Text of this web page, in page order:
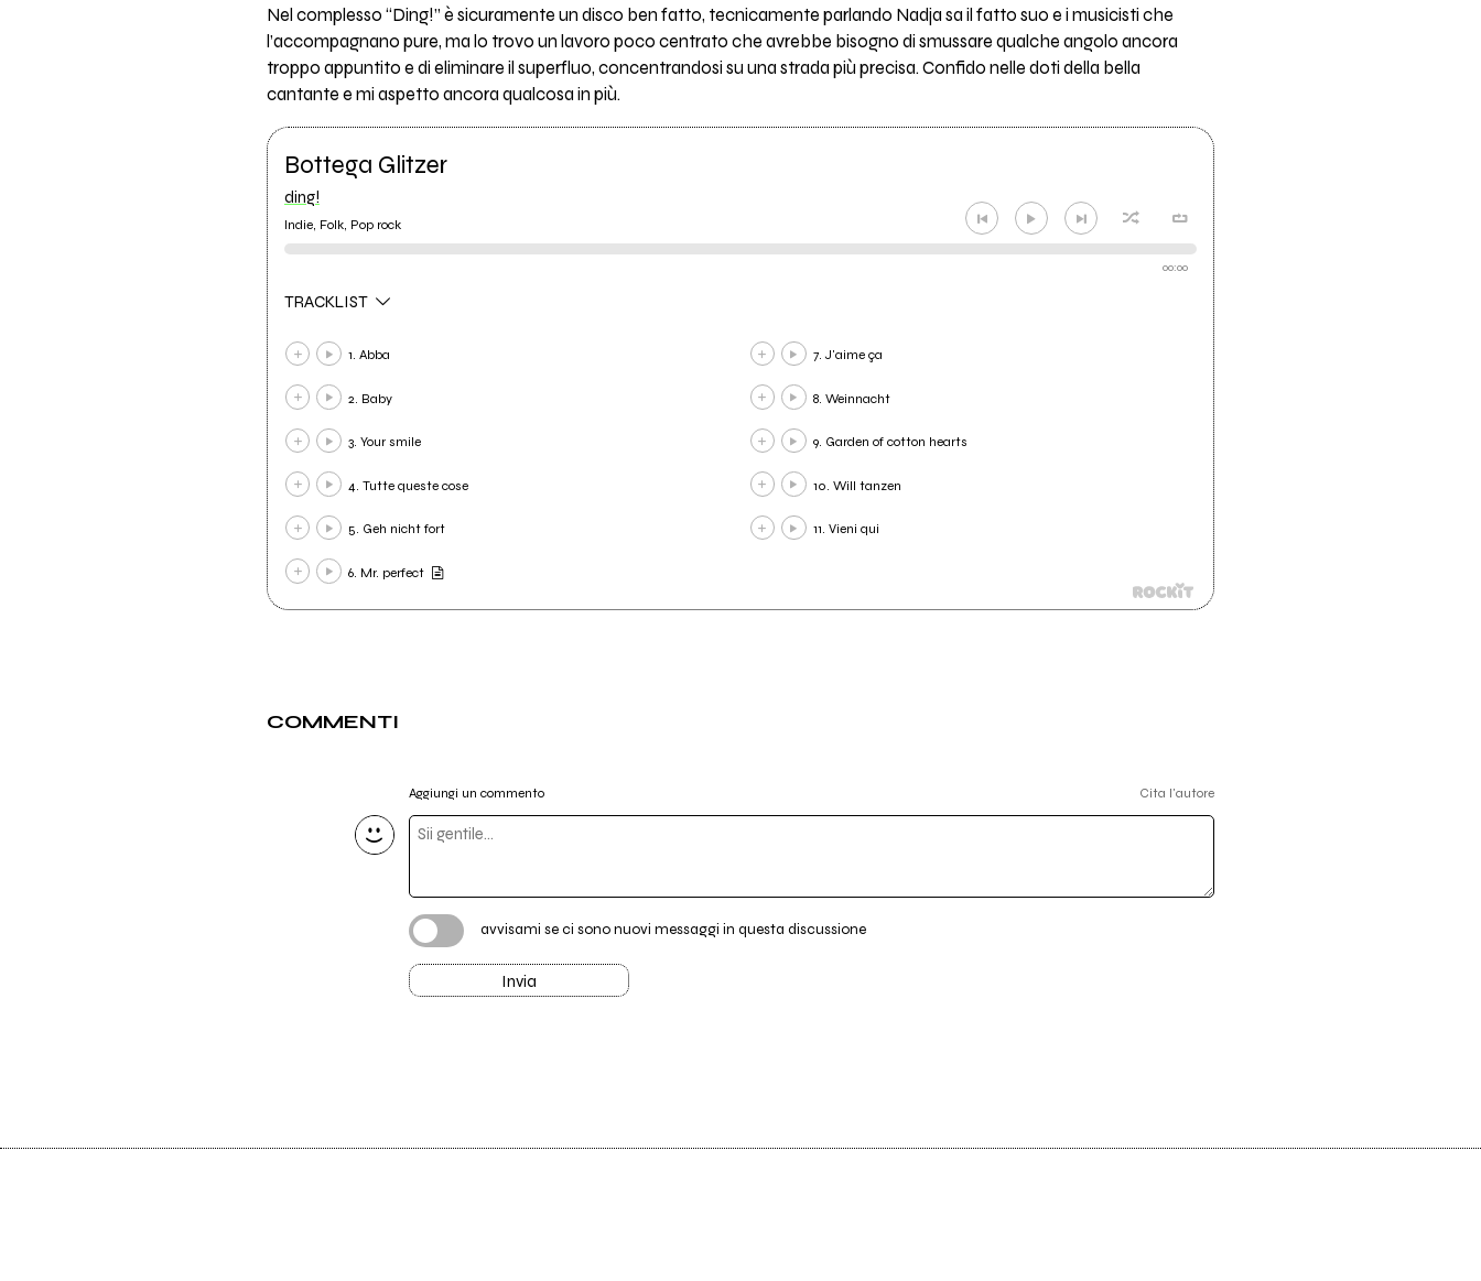
Nel complesso “Ding!” è sicuramente un disco ben fatto, tecnicamente parlando Nadja sa il fatto suo e i musicisti che
l’accompagnano pure, ma lo trovo un lavoro poco centrato che avrebbe bisogno di smussare qualche angolo ancora
troppo appuntito e di eliminare il superfluo, concentrandosi su una strada più precisa. Confido nelle doti della bella
cantante e mi aspetto ancora qualcosa in più.
Bottega Glitzer
ding!
Indie, Folk, Pop rock
00:00
TRACKLIST
1. Abba
2. Baby
3. Your smile
4. Tutte queste cose
5. Geh nicht fort
6. Mr. perfect
7. J'aime ça
8. Weinnacht
9. Garden of cotton hearts
10. Will tanzen
11. Vieni qui
COMMENTI
Aggiungi un commento Cita l'autore
avvisami se ci sono nuovi messaggi in questa discussione
Invia